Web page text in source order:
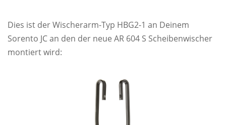
Dies ist der Wischerarm-Typ HBG2-1 an Deinem
Sorento JC an den der neue AR 604 S Scheibenwischer
montiert wird: